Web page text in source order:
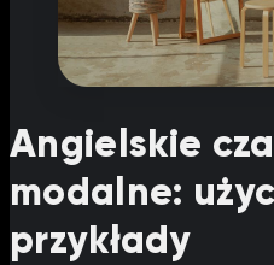
Angielskie
modalne:
przykłady